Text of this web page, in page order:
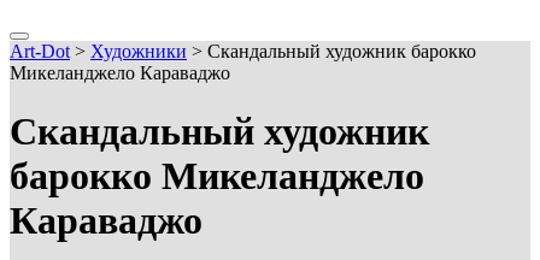
Art-Dot > Художники > Скандальный художник барокко
Микеланджело Караваджо
Скандальный художник
барокко Микеланджело
Караваджо